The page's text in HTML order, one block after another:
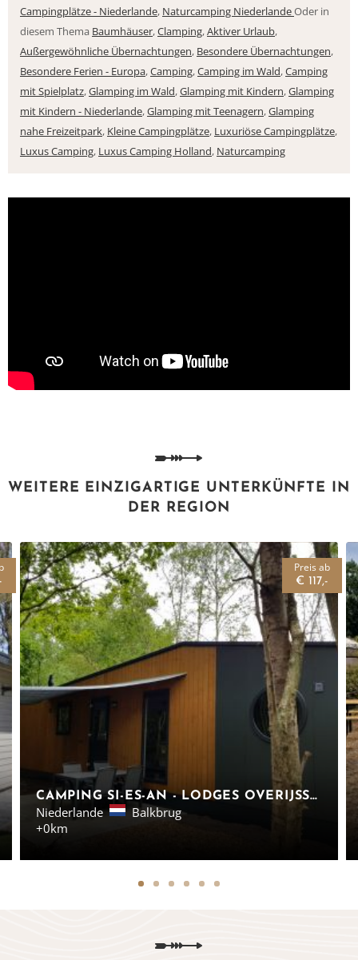
Campingplätze - Niederlande, Naturcamping NiederlandeOder in
diesem Thema Baumhäuser,Clamping,Aktiver Urlaub,
Außergewöhnliche Übernachtungen, Besondere Übernachtungen,
Besondere Ferien - Europa,Camping,Camping im Wald,Camping
mit Spielplatz,Glamping im Wald,Glamping mit Kindern,Glamping
mit Kindern - Niederlande,Glamping mit Teenagern,Glamping
nahe Freizeitpark, Kleine Campingplätze, Luxuriöse Campingplätze,
Luxus Camping, Luxus Camping Holland, Naturcamping
WEITERE EINZIGARTIGE UNTERKÜNFTE IN
DER REGION
CAMPING SI-ES-AN - LODGES OVERIJSSEL
Niederlande
Balkbrug
+0km
Preis ab
€ 117,-